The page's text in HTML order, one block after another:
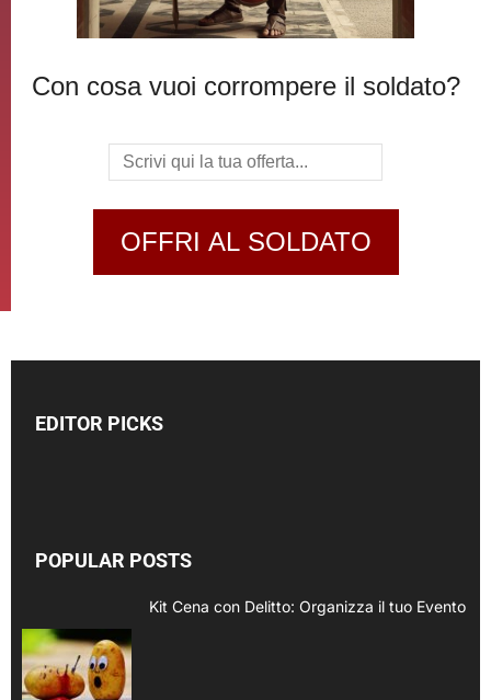
Con cosa vuoi corrompere il soldato?
OFFRI AL SOLDATO
EDITOR PICKS
POPULAR POSTS
Kit Cena con Delitto: Organizza il tuo Evento